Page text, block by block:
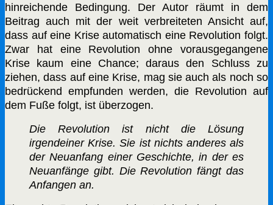
hinreichende Bedingung. Der Autor räumt in dem
Beitrag auch mit der weit verbreiteten Ansicht auf,
dass auf eine Krise automatisch eine Revolution folgt.
Zwar hat eine Revolution ohne vorausgegangene
Krise kaum eine Chance; daraus den Schluss zu
ziehen, dass auf eine Krise, mag sie auch als noch so
bedrückend empfunden werden, die Revolution auf
dem Fuße folgt, ist überzogen.
Die Revolution ist nicht die Lösung
irgendeiner Krise. Sie ist nichts anderes als
der Neuanfang einer Geschichte, in der es
Neuanfänge gibt. Die Revolution fängt das
Anfangen an.